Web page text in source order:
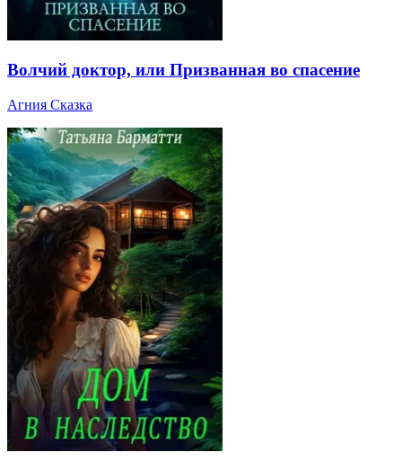
Волчий доктор, или Призванная во спасение
Агния Сказка